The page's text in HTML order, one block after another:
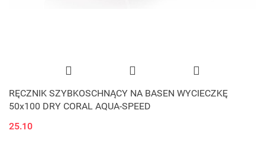
RĘCZNIK SZYBKOSCHNĄCY NA BASEN WYCIECZKĘ
50x100 DRY CORAL AQUA-SPEED
25.10